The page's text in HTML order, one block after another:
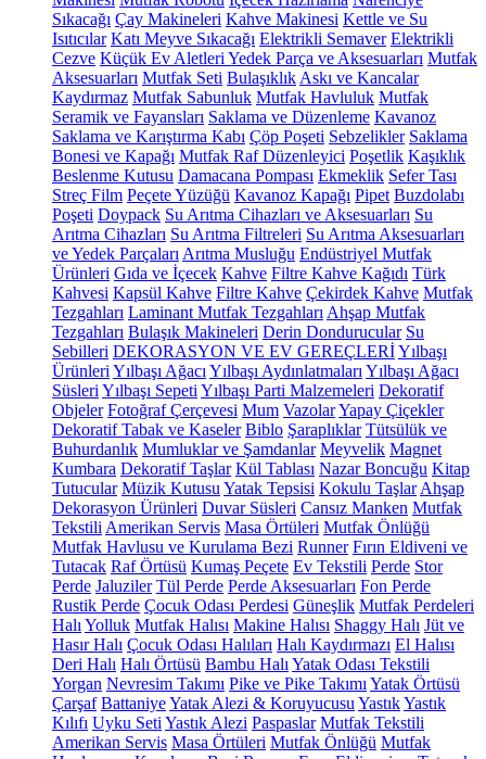
Sıkacağı Çay Makineleri Kahve Makinesi Kettle ve Su
Isıtıcılar Katı Meyve Sıkacağı Elektrikli Semaver Elektrikli
Cezve Küçük Ev Aletleri Yedek Parça ve Aksesuarları Mutfak
Aksesuarları Mutfak Seti Bulaşıklık Askı ve Kancalar
Kaydırmaz Mutfak Sabunluk Mutfak Havluluk Mutfak
Seramik ve Fayansları Saklama ve Düzenleme Kavanoz
Saklama ve Karıştırma Kabı Çöp Poşeti Sebzelikler Saklama
Bonesi ve Kapağı Mutfak Raf Düzenleyici Poşetlik Kaşıklık
Beslenme Kutusu Damacana Pompası Ekmeklik Sefer Tası
Streç Film Peçete Yüzüğü Kavanoz Kapağı Pipet Buzdolabı
Poşeti Doypack Su Arıtma Cihazları ve Aksesuarları Su
Arıtma Cihazları Su Arıtma Filtreleri Su Arıtma Aksesuarları
ve Yedek Parçaları Arıtma Musluğu Endüstriyel Mutfak
Ürünleri Gıda ve İçecek Kahve Filtre Kahve Kağıdı Türk
Kahvesi Kapsül Kahve Filtre Kahve Çekirdek Kahve Mutfak
Tezgahları Laminant Mutfak Tezgahları Ahşap Mutfak
Tezgahları Bulaşık Makineleri Derin Dondurucular Su
Sebilleri DEKORASYON VE EV GEREÇLERİYılbaşı
Ürünleri Yılbaşı Ağacı Yılbaşı Aydınlatmaları Yılbaşı Ağacı
Süsleri Yılbaşı Sepeti Yılbaşı Parti Malzemeleri Dekoratif
Objeler Fotoğraf Çerçevesi Mum VazolarYapay Çiçekler
Dekoratif Tabak ve Kaseler Biblo Şaraplıklar Tütsülük ve
Buhurdanlık Mumluklar ve Şamdanlar Meyvelik Magnet
Kumbara Dekoratif Taşlar Kül Tablası Nazar Boncuğu Kitap
Tutucular Müzik Kutusu Yatak Tepsisi Kokulu Taşlar Ahşap
Dekorasyon Ürünleri Duvar Süsleri Cansız Manken Mutfak
Tekstili Amerikan Servis Masa Örtüleri Mutfak Önlüğü
Mutfak Havlusu ve Kurulama Bezi Runner Fırın Eldiveni ve
Tutacak Raf Örtüsü Kumaş Peçete Ev Tekstili Perde Stor
Perde Jaluziler Tül Perde Perde Aksesuarları Fon Perde
Rustik Perde Çocuk Odası Perdesi Güneşlik Mutfak Perdeleri
Halı Yolluk Mutfak Halısı Makine Halısı Shaggy Halı Jüt ve
Hasır Halı Çocuk Odası Halıları Halı Kaydırmazı El Halısı
Deri Halı Halı Örtüsü Bambu Halı Yatak Odası Tekstili
Yorgan Nevresim Takımı Pike ve Pike Takımı Yatak Örtüsü
Çarşaf BattaniyeYatak Alezi & Koruyucusu YastıkYastık
Kılıfı Uyku Seti Yastık Alezi Paspaslar Mutfak Tekstili
Amerikan Servis Masa Örtüleri Mutfak Önlüğü Mutfak